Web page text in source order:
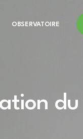
OBSERVATOIRE
du